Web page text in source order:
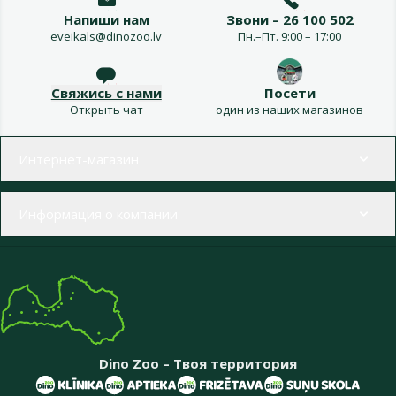
Напиши нам
eveikals@dinozoo.lv
Звони – 26 100 502
Пн.–Пт. 9:00 – 17:00
Свяжись с нами
Открыть чат
Посети
один из наших магазинов
Dino Zoo – Твоя территория